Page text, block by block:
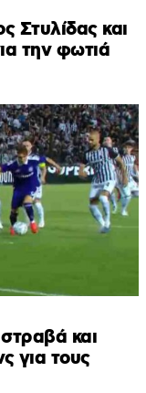
Στυλίδας και
την φωτιά
και
για τους